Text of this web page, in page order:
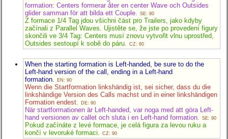
formation: Centers formerar åter en center Wave och Outsides
glider samman för att bilda ett Couple.
SE: 80
Z formace 1/4 Tag jdou všichni část pro Trailers, jako kdyby
začínali z Parallel Waves. Ujistěte se, že jste po provedení figury
skončili ve 3/4 Tag: Centers musí znovu vytvořit vlnu uprostřed,
Outsides sestoupí k sobě do páru.
CZ: 80
When the starting formation is Left-handed, be sure to do the
Left-hand version of the call, ending in a Left-hand
formation.
EN: 90
Wenn die Startformation linkshändig ist, sei sicher, dass du die
linkshändige Version des Calls machst und in einer linkshändigen
Formation endest.
DE: 90
När startformationen är Left-handed, var noga med att göra Left-
hand versionen av callet och sluta i en Left-hand formation.
SE: 90
Pokud začínáte z levé formace, je celá figura za levou ruku a
končí v levoruké formaci.
CZ: 90